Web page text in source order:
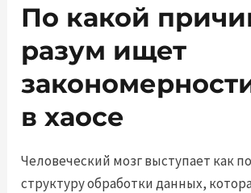
По какой
разум ищет
в хаосе
Человеческий мозг выступает как
структуру обработки данных,